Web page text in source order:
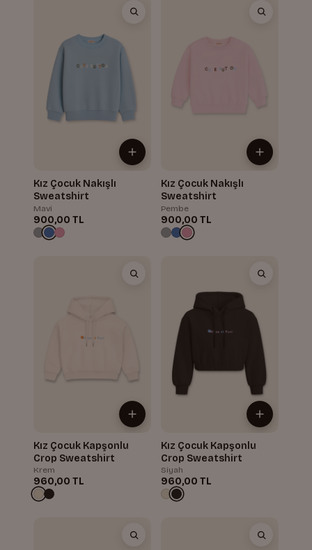
Kız Çocuk Nakışlı
Sweatshirt
Mavi
900,00 TL
Kız Çocuk Nakışlı
Sweatshirt
Pembe
900,00 TL
Kız Çocuk Kapşonlu
Crop Sweatshirt
Krem
960,00 TL
Kız Çocuk Kapşonlu
Crop Sweatshirt
Siyah
960,00 TL